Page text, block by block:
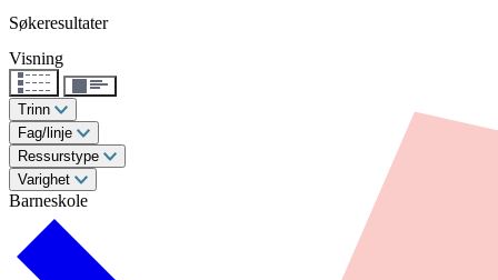
Søkeresultater
Visning
Trinn
Fag/linje
Ressurstype
Varighet
Barneskole